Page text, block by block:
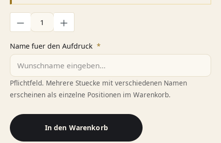
Produkt Anzahl: Gib den gewünschten Wert ein oder
Name fuer den Aufdruck *
Pflichtfeld. Mehrere Stuecke mit verschiedenen Namen
erscheinen als einzelne Positionen im Warenkorb.
In den Warenkorb